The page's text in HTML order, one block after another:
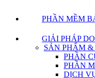
PHẦN MỀM
GIẢI PHÁP
SẢN PHẨM
PHẦN
PHẦN
DỊCH